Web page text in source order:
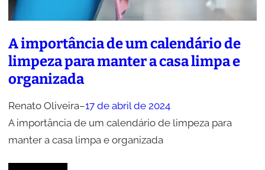
A importância de um calendário de
limpeza para manter a casa limpa e
organizada
Renato Oliveira–17 de abril de 2024
A importância de um calendário de limpeza para
manter a casa limpa e organizada